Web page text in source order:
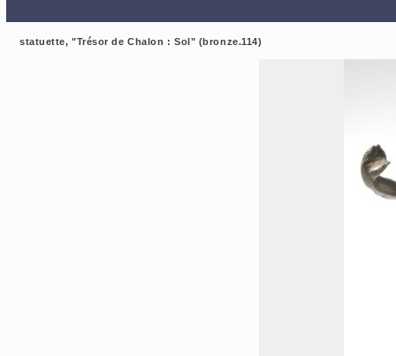
statuette, "Trésor de Chalon : Sol" (bronze.114)